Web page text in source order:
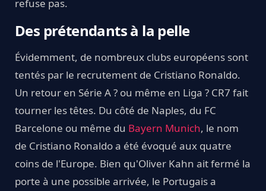
refuse pas.
Des prétendants à la pelle
Évidemment, de nombreux clubs européens sont
tentés par le recrutement de Cristiano Ronaldo.
Un retour en Série A ? ou même en Liga ? CR7 fait
tourner les têtes. Du côté de Naples, du FC
Barcelone ou même du Bayern Munich, le nom
de Cristiano Ronaldo a été évoqué aux quatre
coins de l'Europe. Bien qu'Oliver Kahn ait fermé la
porte à une possible arrivée, le Portugais a